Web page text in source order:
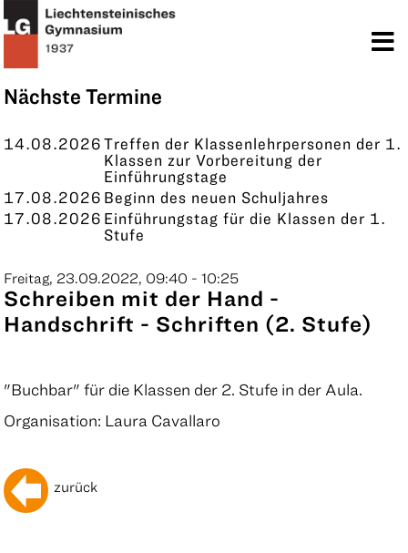
Nächste Termine
14.08.2026Treffen der Klassenlehrpersonen der 1.
Klassen zur Vorbereitung der
Einführungstage
17.08.2026 Beginn des neuen Schuljahres
17.08.2026 Einführungstag für die Klassen der 1.
Stufe
KONTAKT
Freitag, 23.09.2022, 09:40 - 10:25
Schreiben mit der Hand -
Handschrift - Schriften (2. Stufe)
"Buchbar" für die Klassen der 2. Stufe in der Aula.
Organisation: Laura Cavallaro
zurück